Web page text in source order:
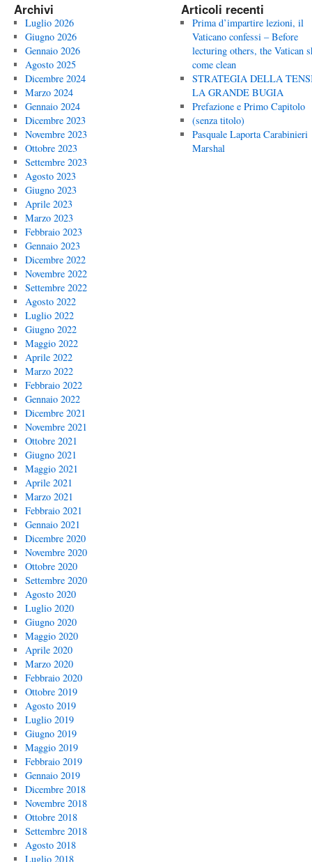
Archivi
Luglio 2026
Giugno 2026
Gennaio 2026
Agosto 2025
Dicembre 2024
Marzo 2024
Gennaio 2024
Dicembre 2023
Novembre 2023
Ottobre 2023
Settembre 2023
Agosto 2023
Giugno 2023
Aprile 2023
Marzo 2023
Febbraio 2023
Gennaio 2023
Dicembre 2022
Novembre 2022
Settembre 2022
Agosto 2022
Luglio 2022
Giugno 2022
Maggio 2022
Aprile 2022
Marzo 2022
Febbraio 2022
Gennaio 2022
Dicembre 2021
Novembre 2021
Ottobre 2021
Giugno 2021
Maggio 2021
Aprile 2021
Marzo 2021
Febbraio 2021
Gennaio 2021
Dicembre 2020
Novembre 2020
Ottobre 2020
Settembre 2020
Agosto 2020
Luglio 2020
Giugno 2020
Maggio 2020
Aprile 2020
Marzo 2020
Febbraio 2020
Ottobre 2019
Agosto 2019
Luglio 2019
Giugno 2019
Maggio 2019
Febbraio 2019
Gennaio 2019
Dicembre 2018
Novembre 2018
Ottobre 2018
Settembre 2018
Agosto 2018
Luglio 2018
Articoli recenti
Prima d’impartire lezioni, il
Vaticano confessi – Before
lecturing others, the Vatican
come clean
STRATEGIA DELLA
LA GRANDE BUGIA
Prefazione e Primo Capitolo
(senza titolo)
Pasquale Laporta Carabinieri
Marshal